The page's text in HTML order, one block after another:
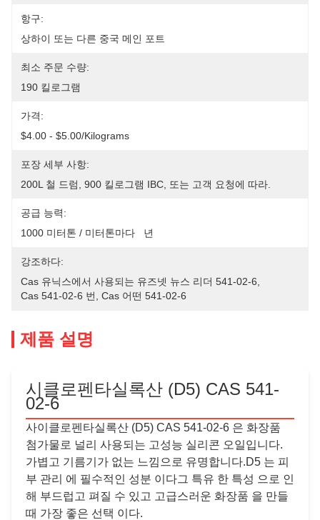
항구:
상하이 또는 다른 중국 메인 포트
최소 주문 수량:
190 킬로그램
가격:
$4.00 - $5.00/Kilograms
포장 세부 사항:
200L 철 드럼, 900 킬로그램 IBC, 또는 고객 요청에 따라.
공급 능력:
1000 미터톤 / 미터톤마다   년
강조하다:
Cas 유닉스에서 사용되는 유즈넷 뉴스 리더 541-02-6
Cas 541-02-6 번
Cas 어떤 541-02-6
제품 설명
시클로펜타실록산 (D5) CAS 541-
02-6
사이클로펜타실록산 (D5) CAS 541-02-6 은 화장품
첨가물로 널리 사용되는 고성능 실리콘 오일입니다.
가볍고 기름기가 없는 느낌으로 유명합니다.D5 는 피
부 관리 에 필수적인 성분 이다그 특유 한 특성 으로 인
해 부드럽고 펴질 수 있고 고급스러운 화장품 을 만들
때 가장 좋은 선택 이다.